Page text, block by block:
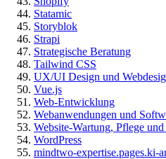
Statamic
Storyblok
Strapi
Strategische Beratung
Tailwind CSS
UX/UI Design und
Vue.js
Web-Entwicklung
Webanwendungen und
Website-Wartung, Pflege
WordPress
mindtwo-expertise.pages.ki-